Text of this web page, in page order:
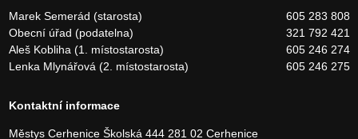
Marek Semerád (starosta)
605 283 808
Obecní úřad (podatelna)
321 792 421
Aleš Kobliha (1. místostarosta)
605 246 274
Lenka Mlynářová (2. místostarosta)
605 246 275
Kontaktní informace
Městys CerheniceŠkolská 444281 02 Cerhenice